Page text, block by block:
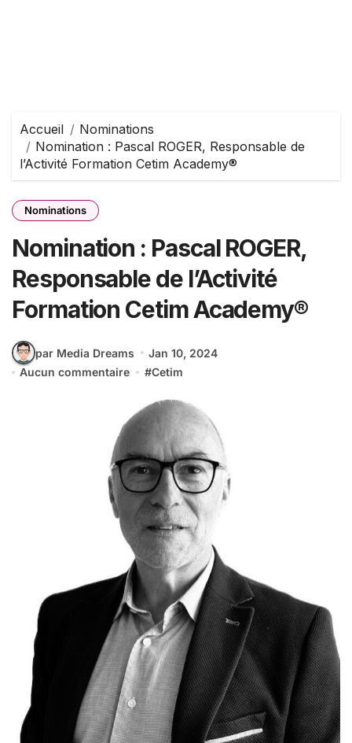
Accueil
Nominations
Nomination : Pascal ROGER, Responsable de
l’Activité Formation Cetim Academy®
Nominations
Nomination : Pascal ROGER,
Responsable de l’Activité
Formation Cetim Academy®
par Media Dreams
Jan 10, 2024
Aucun commentaire
#Cetim